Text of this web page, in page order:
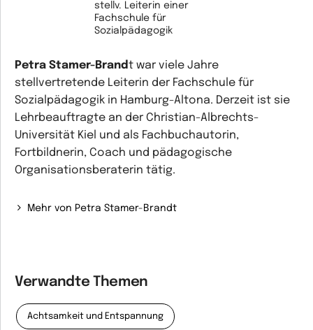
stellv. Leiterin einer
Fachschule für
Sozialpädagogik
Petra Stamer-Brandt war viele Jahre
stellvertretende Leiterin der Fachschule für
Sozialpädagogik in Hamburg-Altona. Derzeit ist sie
Lehrbeauftragte an der Christian-Albrechts-
Universität Kiel und als Fachbuchautorin,
Fortbildnerin, Coach und pädagogische
Organisationsberaterin tätig.
Mehr von Petra Stamer-Brandt
Verwandte Themen
Achtsamkeit und Entspannung